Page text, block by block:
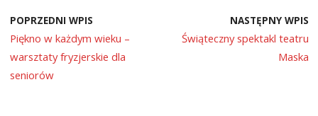
POPRZEDNI WPIS
Piękno w każdym wieku –
warsztaty fryzjerskie dla
seniorów
NASTĘPNY WPIS
Świąteczny spektakl teatru
Maska